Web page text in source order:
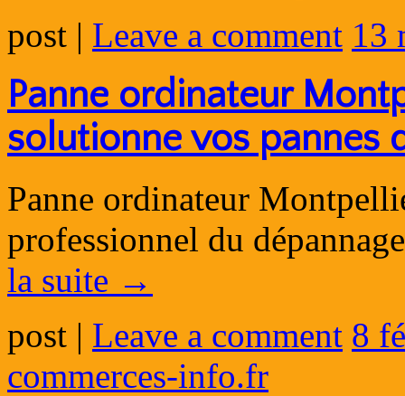
post | Leave a comment 13
Panne ordinateur
solutionne vos pannes
Panne ordinateur
professionnel du
la suite →
post | Leave a comment 8
commerces-info.fr